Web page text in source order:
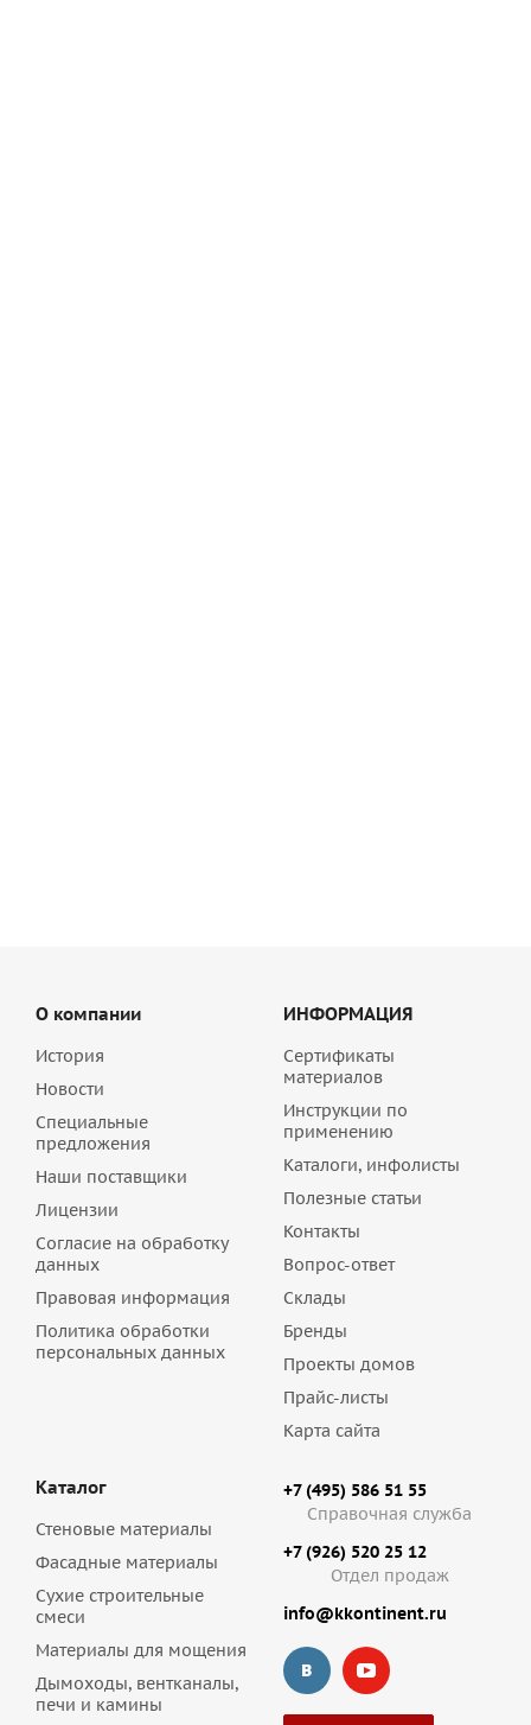
О компании
История
Новости
Специальные
предложения
Наши поставщики
Лицензии
Согласие на обработку
данных
Правовая информация
Политика обработки
персональных данных
ИНФОРМАЦИЯ
Сертификаты
материалов
Инструкции по
применению
Каталоги, инфолисты
Полезные статьи
Контакты
Вопрос-ответ
Склады
Бренды
Проекты домов
Прайс-листы
Карта сайта
Каталог
Стеновые материалы
Фасадные материалы
Сухие строительные
смеси
Материалы для мощения
Дымоходы, вентканалы,
печи и камины
+7 (495) 586 51 55
Справочная служба
+7 (926) 520 25 12
Отдел продаж
info@kkontinent.ru